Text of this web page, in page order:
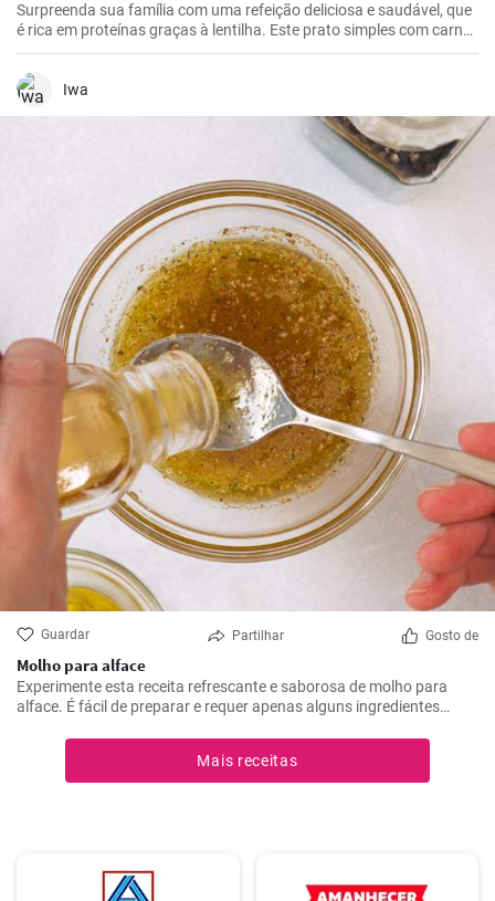
Surpreenda sua família com uma refeição deliciosa e saudável, que
é rica em proteínas graças à lentilha. Este prato simples com carne
de frango, batatas e tomates é a solução ideal para qualquer
almoço ou jantar.
Iwa
Guardar Partilhar Gosto de
Molho para alface
Experimente esta receita refrescante e saborosa de molho para
alface. É fácil de preparar e requer apenas alguns ingredientes
carne grelhada.
Mais receitas